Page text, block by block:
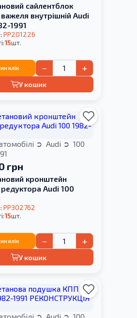
сайлентблок
внутрішній Audi
1991
PP201226
15шт.
клік − +
У кошик
Audi
100
грн
кронштейн
Audi 100
PP302762
15шт.
клік − +
У кошик